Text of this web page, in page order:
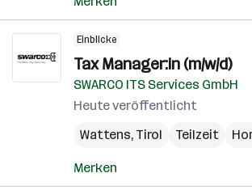
Einblicke
Tax Manager:in (m/w/d)
SWARCO ITS Services GmbH
Heute veröffentlicht
Wattens, Tirol Teilzeit
Merken